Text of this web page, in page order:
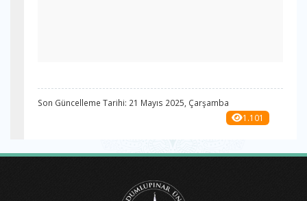
Son Güncelleme Tarihi: 21 Mayıs 2025, Çarşamba
1.101